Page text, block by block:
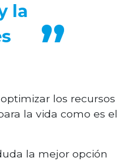
la
los recursos
la vida como es el
la mejor opción